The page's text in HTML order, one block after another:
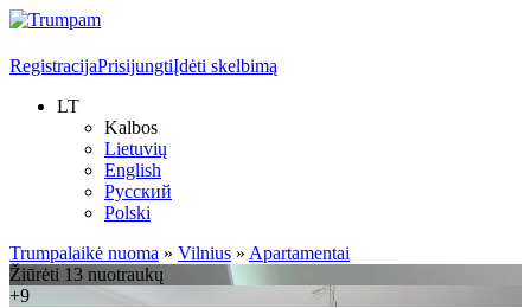
RegistracijaPrisijungtiĮdėti skelbimą
LT
Kalbos
Lietuvių
English
Русский
Polski
Trumpalaikė nuoma » Vilnius » Apartamentai
Žiūrėti 13 nuotraukų
+9